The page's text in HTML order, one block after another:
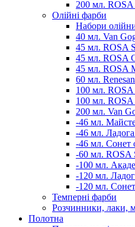
200 мл. ROSA
Олійні фарби
Набори
40 мл. Van
45 мл. ROSA
45 мл. ROSA
45 мл. ROSA
60 мл.
100 мл. ROSA
100 мл. ROSA
200 мл. Van
-46 мл.
-46 мл. Ладога
-46 мл. Сонет
-60 мл. ROSA
-100 мл.
-120 мл.
-120 мл. Сонет
Темперні фарби
Розчинники, лаки,
Полотна